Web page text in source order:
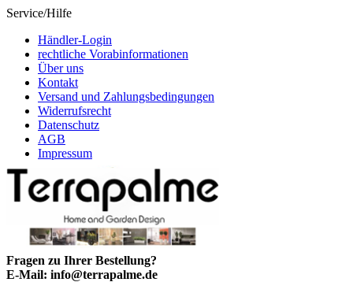
Service/Hilfe
Händler-Login
rechtliche Vorabinformationen
Über uns
Kontakt
Versand und Zahlungsbedingungen
Widerrufsrecht
Datenschutz
AGB
Impressum
Fragen zu Ihrer Bestellung?
E-Mail: info@terrapalme.de